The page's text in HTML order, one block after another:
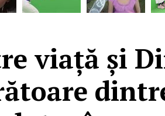
viață și